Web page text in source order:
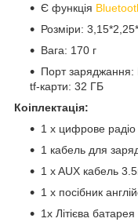
Є функція
Розміри:
Вага: 170 г
Порт заряджання:
tf-карти: 32 ГБ
Коіплектація:
1 x цифрове радіо
1 кабель для
1 x AUX кабель
1 х посібник
1x Літієва